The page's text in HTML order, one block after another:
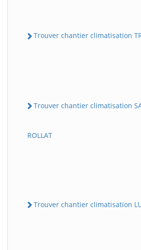
Trouver chantier climatisation
Trouver chantier climatisation
ROLLAT
Trouver chantier climatisation